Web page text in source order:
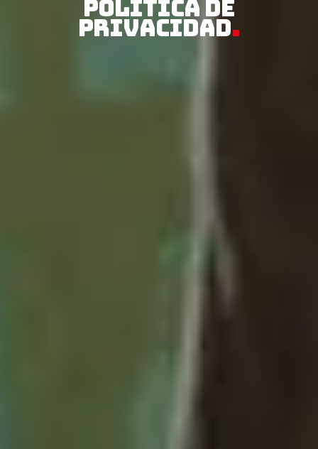
POLÍTICA DE
PRIVACIDAD.